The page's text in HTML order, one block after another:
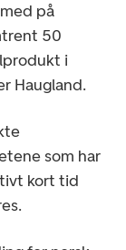
på
50
i
Haugland.
som har
kort tid